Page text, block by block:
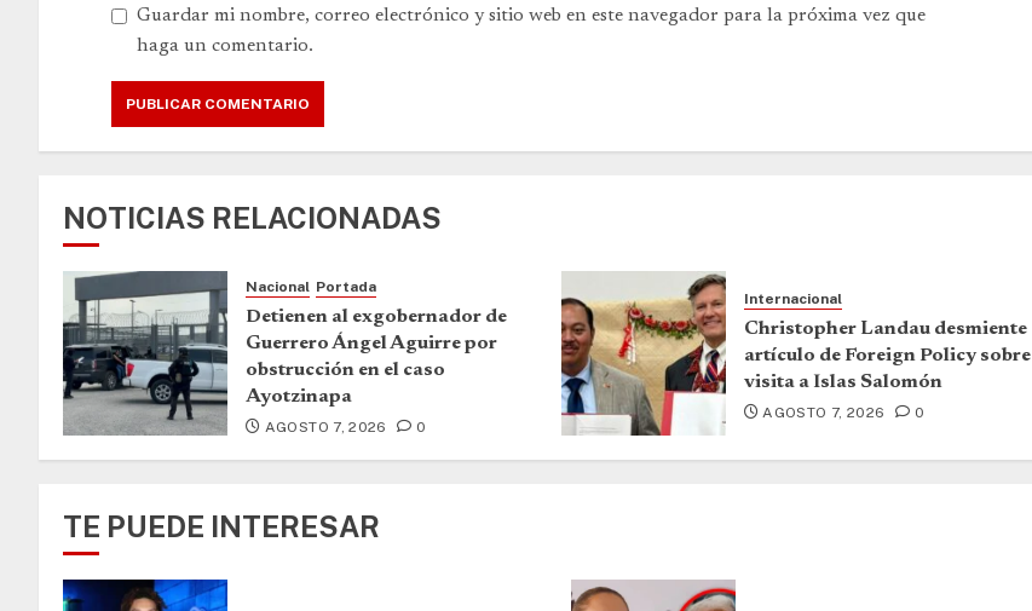
Guardar mi nombre, correo electrónico y sitio web en este navegador para la próxima vez que
haga un comentario.
NOTICIAS RELACIONADAS
Nacional Portada
Detienen al exgobernador de
Guerrero Ángel Aguirre por
obstrucción en el caso
Ayotzinapa
AGOSTO 7, 2026 0
Internacional
Christopher Landau desmiente
artículo de Foreign Policy sobre
visita a Islas Salomón
AGOSTO 7, 2026 0
TE PUEDE INTERESAR